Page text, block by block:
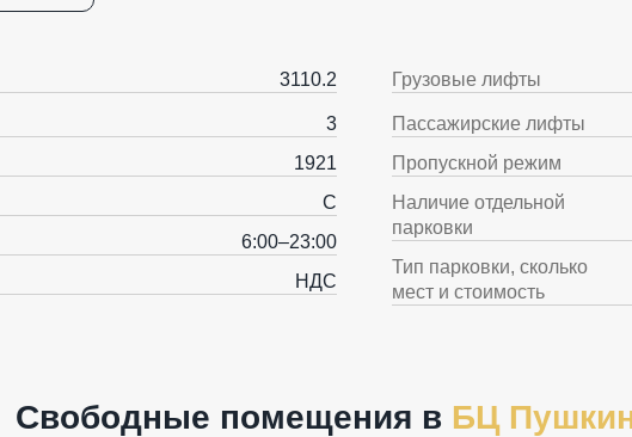
3110.2
3
1921
C
6:00–23:00
НДС
Грузовые лифты
Пассажирские лифты
Пропускной режим
Наличие отдельной
парковки
Тип парковки, сколько
мест и стоимость
Свободные помещения в БЦ